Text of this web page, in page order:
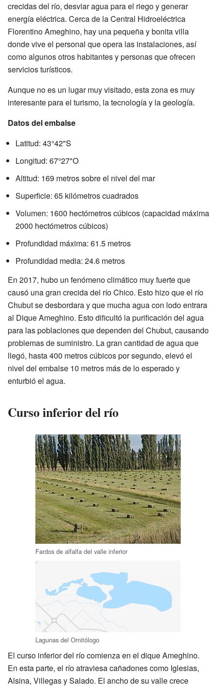
crecidas del río, desviar agua para el riego y generar
energía eléctrica. Cerca de la Central Hidroeléctrica
Florentino Ameghino, hay una pequeña y bonita villa
donde vive el personal que opera las instalaciones, así
como algunos otros habitantes y personas que ofrecen
servicios turísticos.
Aunque no es un lugar muy visitado, esta zona es muy
interesante para el turismo, la tecnología y la geología.
Datos del embalse
Latitud: 43°42"S
Longitud: 67°27"O
Altitud: 169 metros sobre el nivel del mar
Superficie: 65 kilómetros cuadrados
Volumen: 1600 hectómetros cúbicos (capacidad máxima
2000 hectómetros cúbicos)
Profundidad máxima: 61.5 metros
Profundidad media: 24.6 metros
En 2017, hubo un fenómeno climático muy fuerte que
causó una gran crecida del río Chico. Esto hizo que el río
Chubut se desbordara y que mucha agua con lodo entrara
al Dique Ameghino. Esto dificultó la purificación del agua
para las poblaciones que dependen del Chubut, causando
problemas de suministro. La gran cantidad de agua que
llegó, hasta 400 metros cúbicos por segundo, elevó el
nivel del embalse 10 metros más de lo esperado y
enturbió el agua.
Curso inferior del río
Fardos de alfalfa del valle inferior
Lagunas del Ornitólogo
El curso inferior del río comienza en el dique Ameghino.
En esta parte, el río atraviesa cañadones como Iglesias,
Alsina, Villegas y Salado. El ancho de su valle crece